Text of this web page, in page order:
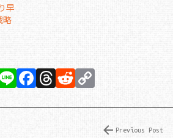
早
略
Li
n
e
F
a
c
T
h
re
R
e
d p Previous Post